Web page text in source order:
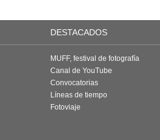
DESTACADOS
MUFF, festival de fotografía
Canal de YouTube
Convocatorias
Líneas de tiempo
Fotoviaje